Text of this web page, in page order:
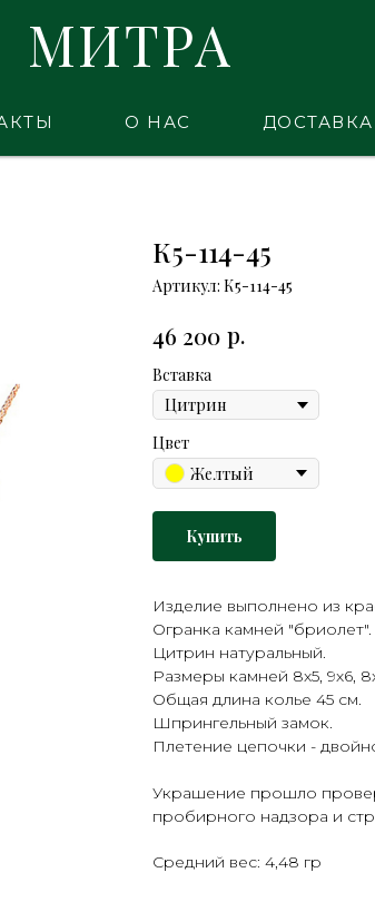
МИТРА
О НАС
К5-114-45
Артикул: К5-114-45
46 200 р.
Вставка
Цвет
Желтый
Купить
Изделие выполнено из
Огранка камней "бриолет".
Цитрин натуральный.
Размеры камней 8х5, 9х6,
Общая длина колье 45 см.
Шпрингельный замок.
Плетение цепочки -
Украшение прошло
пробирного надзора и
Средний вес: 4,48 гр